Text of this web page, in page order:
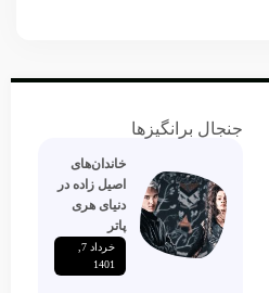
جنجال برانگیزها
خاندان‌های
اصیل زاده‌ در
دنیای هری
پاتر
1401